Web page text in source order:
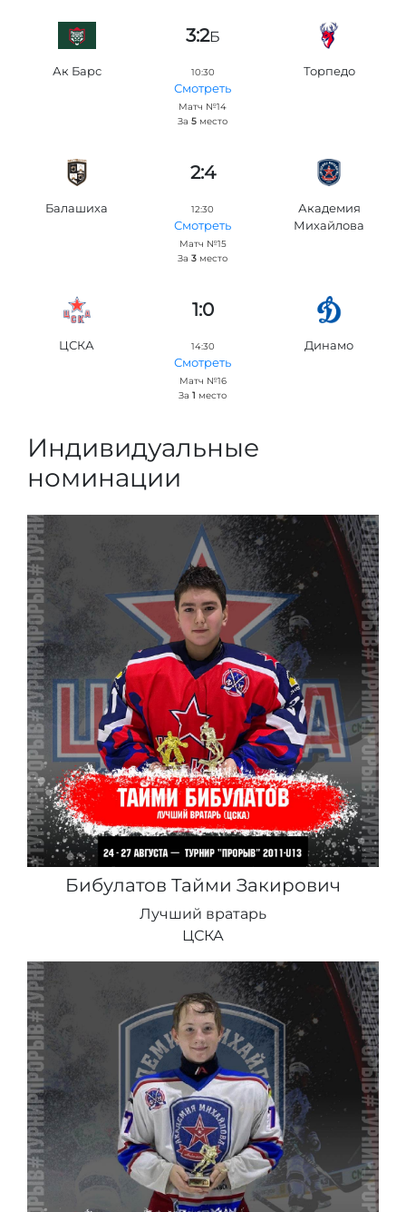
3:2Б
Ак Барс 10:30
Смотреть
Матч №14
За5 место
Торпедо
2:4
Балашиха 12:30
Смотреть
Матч №15
За3 место
Академия
Михайлова
1:0
ЦСКА 14:30
Смотреть
Матч №16
За1 место
Динамо
Индивидуальные
номинации
Бибулатов Тайми Закирович
Лучший вратарь
ЦСКА